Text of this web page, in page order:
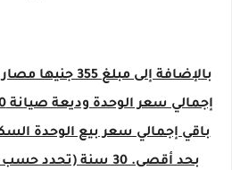
بالإضافة إلى
باقي إجمالي سعر بيع الوحدة
بحد أقصى. 30 سنة